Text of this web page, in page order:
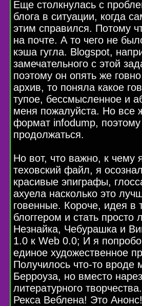
Еще столкнулась с
блога в ситуации, когда
этим справился. Потому
на почте. А то чего не
кэша гугла. Blogspot,
замечательного с этой
поэтому он опять же
архив, то поняла какое
тупое, бессмысленное и
меня пожалуйста. Но все
формат infodump,
продолжаться.
Но вот, что важно, к чему
теховский файл, я
красивые эпиграфы,
ахуела насколько это
говенные. Короче, идея в
блоггером и стать
Незнайка, Чебурашка и
1.0 к Web 0.0; И я
единое художественное
Получилось что-то вроде
Берроуза, но вместо
литературного
Рекса Веблена! Это Анонс!